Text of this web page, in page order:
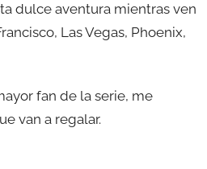
dulce aventura mientras ven
Las Vegas, Phoenix,
fan de la serie, me
van a regalar.